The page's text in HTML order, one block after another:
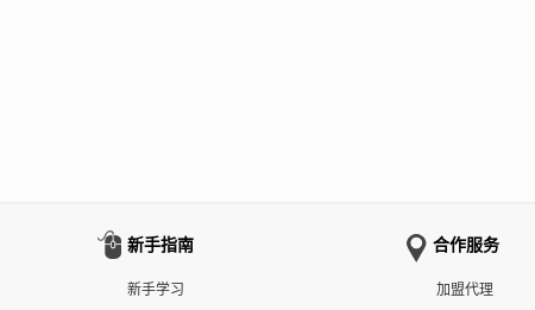
新手指南
新手学习
合作服务
加盟代理